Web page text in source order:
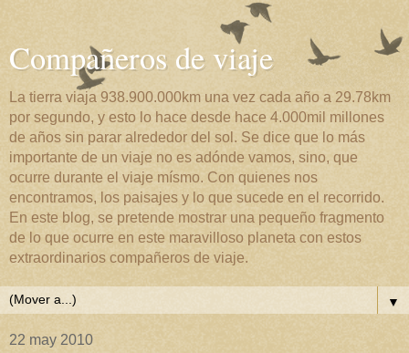
Compañeros de viaje
La tierra viaja 938.900.000km una vez cada año a 29.78km
por segundo, y esto lo hace desde hace 4.000mil millones
de años sin parar alrededor del sol. Se dice que lo más
importante de un viaje no es adónde vamos, sino, que
ocurre durante el viaje mísmo. Con quienes nos
encontramos, los paisajes y lo que sucede en el recorrido.
En este blog, se pretende mostrar una pequeño fragmento
de lo que ocurre en este maravilloso planeta con estos
extraordinarios compañeros de viaje.
▼
22 may 2010